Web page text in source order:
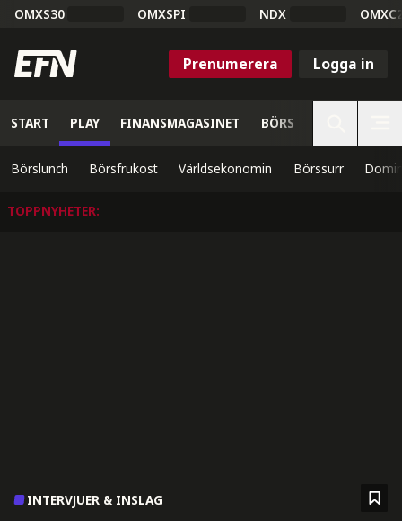
OMXS30 OMXSPI NDX
Prenumerera Logga in
START PLAY FINANSMAGASINET BÖRS
Börslunch Börsfrukost Världsekonomin Börssurr
TOPPNYHETER:
INTERVJUER & INSLAG